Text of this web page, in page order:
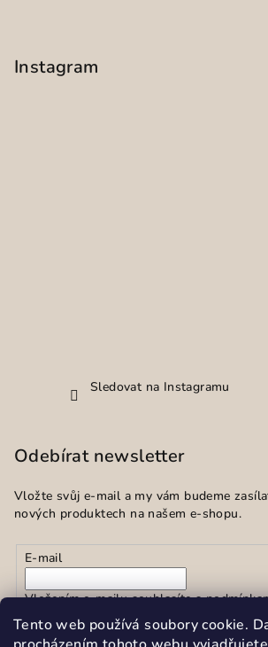
Tento web používá soubory cookie.
Instagram
Sledovat na Instagramu
Odebírat newsletter
Vložte svůj e-mail a my vám budeme
nových produktech na našem e-shopu.
E-mail
Vložením e-mailu souhlasíte s
osobních údajů